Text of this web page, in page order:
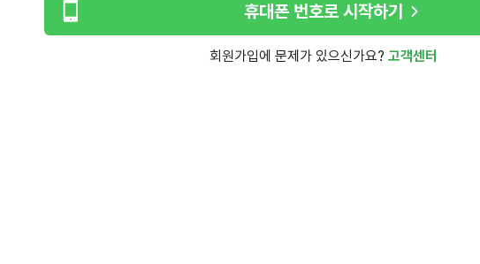
휴대폰 번호로 시작하기
회원가입에 문제가 있으신가요? 고객센터